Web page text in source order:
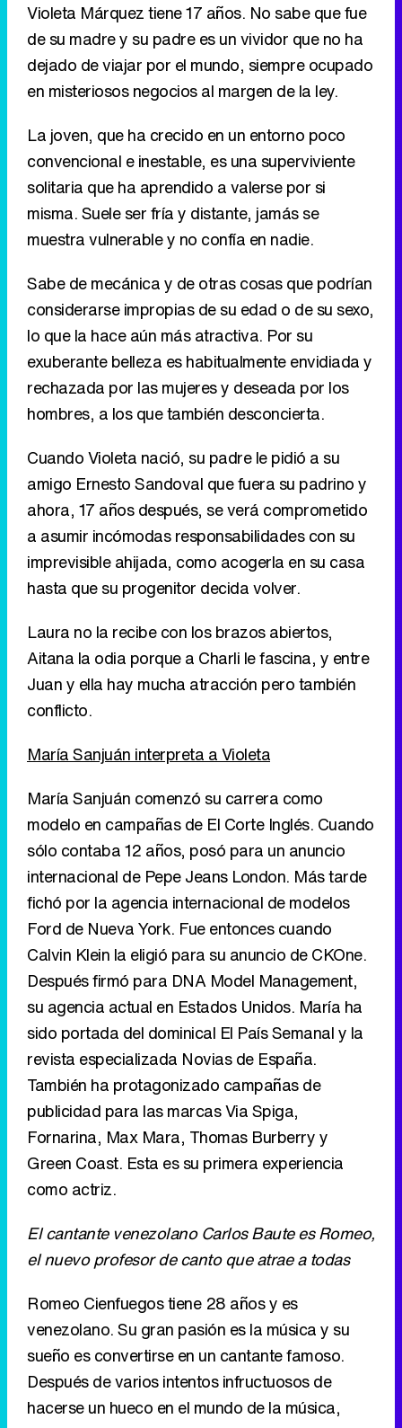
Violeta Márquez tiene 17 años. No sabe que fue
de su madre y su padre es un vividor que no ha
dejado de viajar por el mundo, siempre ocupado
en misteriosos negocios al margen de la ley.
La joven, que ha crecido en un entorno poco
convencional e inestable, es una superviviente
solitaria que ha aprendido a valerse por si
misma. Suele ser fría y distante, jamás se
muestra vulnerable y no confía en nadie.
Sabe de mecánica y de otras cosas que podrían
considerarse impropias de su edad o de su sexo,
lo que la hace aún más atractiva. Por su
exuberante belleza es habitualmente envidiada y
rechazada por las mujeres y deseada por los
hombres, a los que también desconcierta.
Cuando Violeta nació, su padre le pidió a su
amigo Ernesto Sandoval que fuera su padrino y
ahora, 17 años después, se verá comprometido
a asumir incómodas responsabilidades con su
imprevisible ahijada, como acogerla en su casa
hasta que su progenitor decida volver.
Laura no la recibe con los brazos abiertos,
Aitana la odia porque a Charli le fascina, y entre
Juan y ella hay mucha atracción pero también
conflicto.
María Sanjuán interpreta a Violeta
María Sanjuán comenzó su carrera como
modelo en campañas de El Corte Inglés. Cuando
sólo contaba 12 años, posó para un anuncio
internacional de Pepe Jeans London. Más tarde
fichó por la agencia internacional de modelos
Ford de Nueva York. Fue entonces cuando
Calvin Klein la eligió para su anuncio de CKOne.
Después firmó para DNA Model Management,
su agencia actual en Estados Unidos. María ha
sido portada del dominical El País Semanal y la
revista especializada Novias de España.
También ha protagonizado campañas de
publicidad para las marcas Via Spiga,
Fornarina, Max Mara, Thomas Burberry y
Green Coast. Esta es su primera experiencia
como actriz.
El cantante venezolano Carlos Baute es Romeo,
el nuevo profesor de canto que atrae a todas
Romeo Cienfuegos tiene 28 años y es
venezolano. Su gran pasión es la música y su
sueño es convertirse en un cantante famoso.
Después de varios intentos infructuosos de
hacerse un hueco en el mundo de la música,